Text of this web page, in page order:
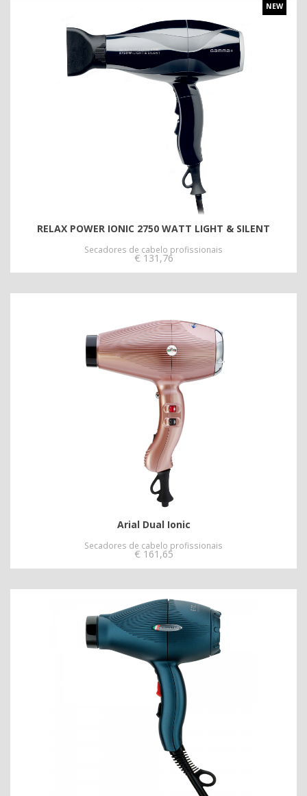
NEW
RELAX POWER IONIC 2750 WATT LIGHT & SILENT
Secadores de cabelo profissionais
€ 131,76
Arial Dual Ionic
Secadores de cabelo profissionais
€ 161,65